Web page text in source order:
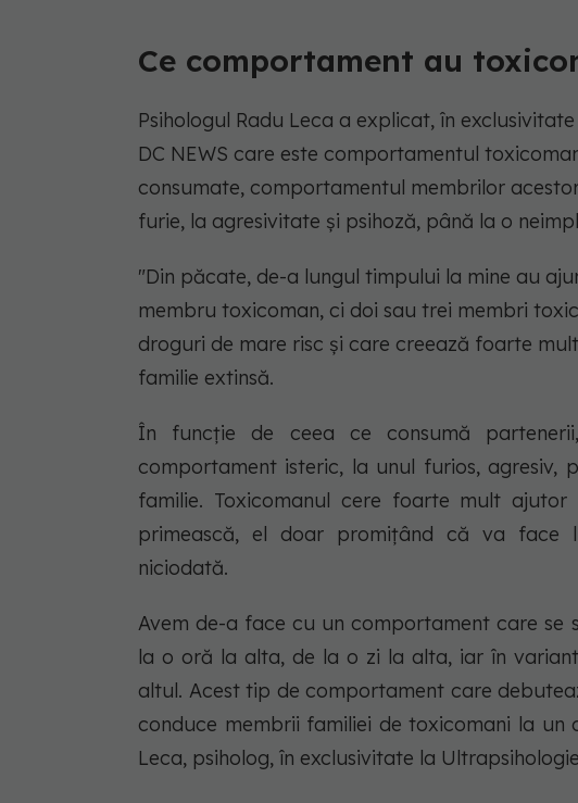
Ce comportament au
Psihologul Radu Leca a explicat, în
DC NEWS care este comportamentul
consumate, comportamentul membrilor
furie, la agresivitate și psihoză, până la o
"Din păcate, de-a lungul timpului la mine au
membru toxicoman, ci doi sau trei membri
droguri de mare risc și care creează foarte
familie extinsă.
În funcție de ceea ce consumă
comportament isteric, la unul furios, agresiv,
familie. Toxicomanul cere foarte mult
primească, el doar promițând că va
niciodată.
Avem de-a face cu un comportament care se
la o oră la alta, de la o zi la alta, iar în
altul. Acest tip de comportament care
conduce membrii familiei de toxicomani la
Leca, psiholog, în exclusivitate la